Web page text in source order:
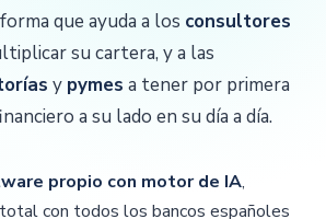
que ayuda a los consultores
su cartera, y a las
y pymes a tener por primera
a su lado en su día a día.
propio con motor de IA,
con todos los bancos españoles